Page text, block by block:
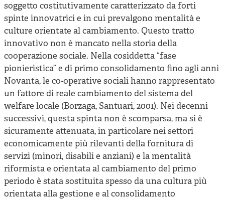
soggetto costitutivamente caratterizzato da forti
spinte innovatrici e in cui prevalgono mentalità e
culture orientate al cambiamento. Questo tratto
innovativo non è mancato nella storia della
cooperazione sociale. Nella cosiddetta “fase
pionieristica” e di primo consolidamento fino agli anni
Novanta, le co-operative sociali hanno rappresentato
un fattore di reale cambiamento del sistema del
welfare locale (Borzaga, Santuari, 2001). Nei decenni
successivi, questa spinta non è scomparsa, ma si è
sicuramente attenuata, in particolare nei settori
economicamente più rilevanti della fornitura di
servizi (minori, disabili e anziani) e la mentalità
riformista e orientata al cambiamento del primo
periodo è stata sostituita spesso da una cultura più
orientata alla gestione e al consolidamento